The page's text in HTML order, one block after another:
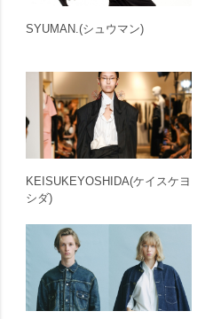
SYUMAN.(シュウマン)
KEISUKEYOSHIDA(ケイスケヨ
シダ)